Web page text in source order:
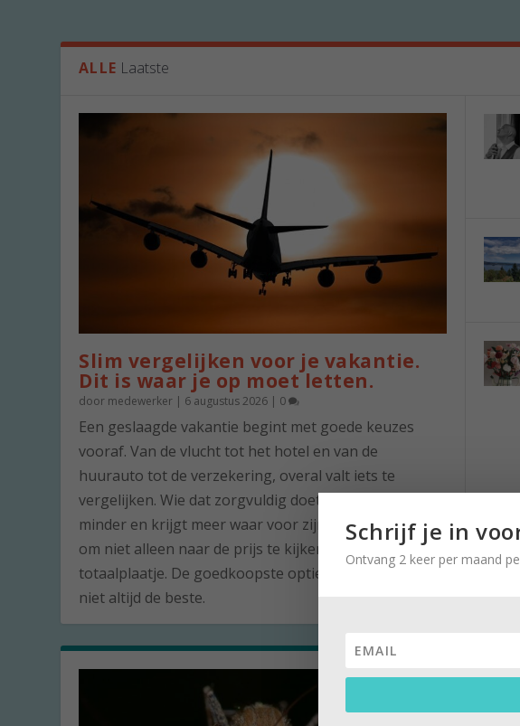
ALLE Laatste
Slim vergelijken voor je vakantie.
Dit is waar je op moet letten.
door medewerker | 6 augustus 2026 | 0
Een geslaagde vakantie begint met goede keuzes
vooraf. Van de vlucht tot het hotel en van de
huurauto tot de verzekering, overal valt iets te
vergelijken. Wie dat zorgvuldig doet, betaalt vaak
minder en krijgt meer waar voor zijn geld. De kunst is
om niet alleen naar de prijs te kijken, maar naar het
totaalplaatje. De goedkoopste optie is namelijk lang
niet altijd de beste.
Schrijf je in
Ontvang 2 keer per maand